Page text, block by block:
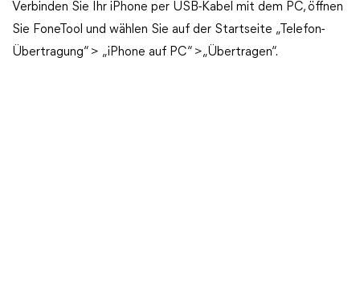
Verbinden Sie Ihr iPhone per USB-Kabel mit dem PC, öffnen
Sie FoneTool und wählen Sie auf der Startseite „Telefon-
Übertragung“ > „iPhone auf PC“ >„Übertragen“.